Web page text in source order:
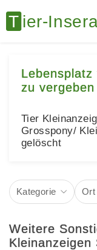
zu vergeben
Tier
Grosspony/
gelöscht
Kategorie Ort
Weitere
Kleinanzeigen